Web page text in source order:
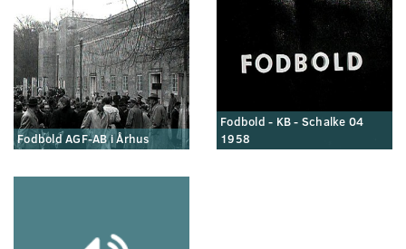
Fodbold AGF-AB i Århus
Fodbold - KB - Schalke 04
1958